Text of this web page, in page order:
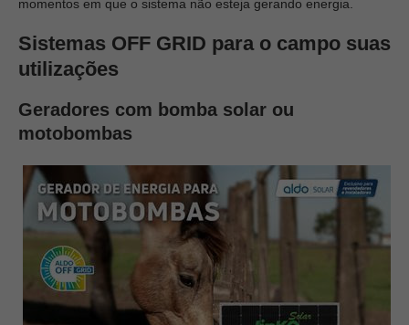
momentos em que o sistema não esteja gerando energia.
Sistemas OFF GRID para o campo suas
utilizações
Geradores com bomba solar ou
motobombas